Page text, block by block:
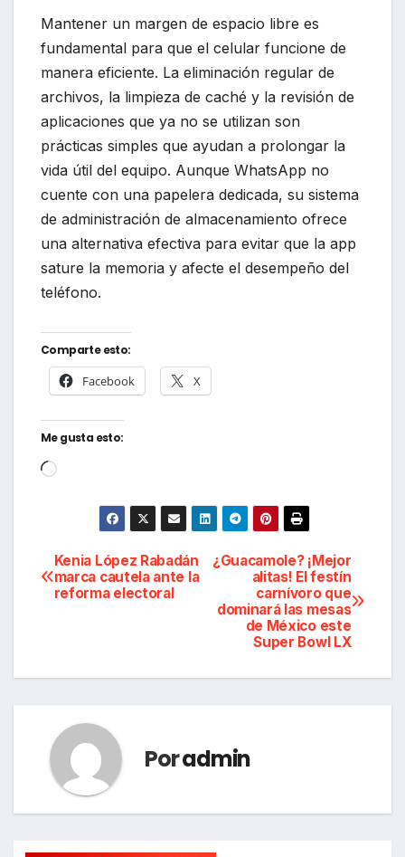
Mantener un margen de espacio libre es
fundamental para que el celular funcione de
manera eficiente. La eliminación regular de
archivos, la limpieza de caché y la revisión de
aplicaciones que ya no se utilizan son
prácticas simples que ayudan a prolongar la
vida útil del equipo. Aunque WhatsApp no
cuente con una papelera dedicada, su sistema
de administración de almacenamiento ofrece
una alternativa efectiva para evitar que la app
sature la memoria y afecte el desempeño del
teléfono.
Comparte esto:
Facebook X
Me gusta esto:
Cargando...
Navegación
de
¿Guacamole? ¡Mejor
alitas! El festín
carnívoro que
dominará las mesas
de México este
Super Bowl LX
Kenia López Rabadán
marca cautela ante la
reforma electoral
Poradmin